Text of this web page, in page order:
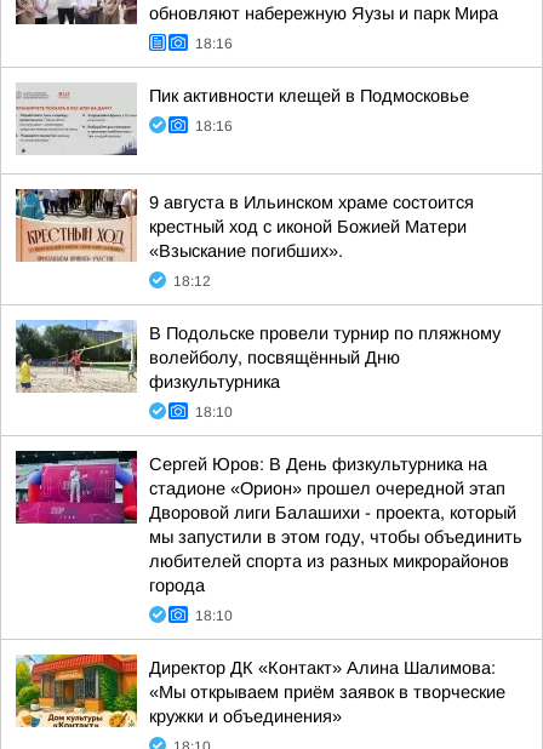
обновляют набережную Яузы и парк Мира
18:16
Пик активности клещей в Подмосковье
18:16
9 августа в Ильинском храме состоится
крестный ход с иконой Божией Матери
«Взыскание погибших».
18:12
В Подольске провели турнир по пляжному
волейболу, посвящённый Дню
физкультурника
18:10
Сергей Юров: В День физкультурника на
стадионе «Орион» прошел очередной этап
Дворовой лиги Балашихи - проекта, который
мы запустили в этом году, чтобы объединить
любителей спорта из разных микрорайонов
города
18:10
Директор ДК «Контакт» Алина Шалимова:
«Мы открываем приём заявок в творческие
кружки и объединения»